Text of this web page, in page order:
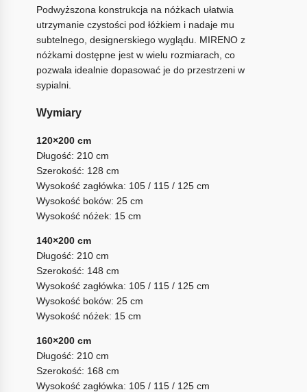
Podwyższona konstrukcja na nóżkach ułatwia
utrzymanie czystości pod łóżkiem i nadaje mu
subtelnego, designerskiego wyglądu. MIRENO z
nóżkami dostępne jest w wielu rozmiarach, co
pozwala idealnie dopasować je do przestrzeni w
sypialni.
Wymiary
120×200 cm
Długość: 210 cm
Szerokość: 128 cm
Wysokość zagłówka: 105 / 115 / 125 cm
Wysokość boków: 25 cm
Wysokość nóżek: 15 cm
140×200 cm
Długość: 210 cm
Szerokość: 148 cm
Wysokość zagłówka: 105 / 115 / 125 cm
Wysokość boków: 25 cm
Wysokość nóżek: 15 cm
160×200 cm
Długość: 210 cm
Szerokość: 168 cm
Wysokość zagłówka: 105 / 115 / 125 cm